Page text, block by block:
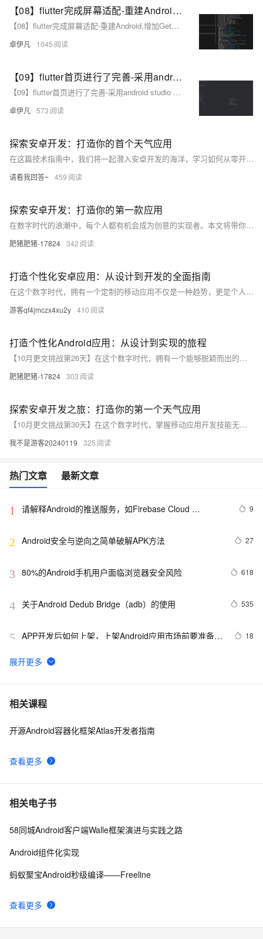
【08】flutter完成屏幕适配-重建Android,增加GetX路由,屏幕适配,基础导航栏-多版本SDK以及gradle造成的关于fvm的使用（flutter version manage）-卓伊凡换人优雅草Alex-开发完整的社交APP-前端客户端开发+数据联调|以优雅草商业项目为例做开发-flutter开发-全流程-商业应用级实战开发-优雅草Alex
【08】flutter完成屏幕适配-重建Android,增加GetX路由,屏幕适配,基础导航栏-多版本SDK以及gradle造成的关于fvm的使用（flutter version manage）-卓伊凡换人优雅草Alex-开发完整的社交APP-前端客户端开发+数据联调|以优雅草商业项目为例做开发-flutter开发-全流程-商业应用级实战开发-优雅草Alex
卓伊凡 1045
【09】flutter首页进行了完善-采用android studio 进行真机调试开发-增加了直播间列表和短视频人物列表-增加了用户中心-卓伊凡换人优雅草Alex-开发完整的社交APP-前端客户端开发+数据联调|以优雅草商业项目为例做开发-flutter开发-全流程-商业应用级实战开发-优雅草Alex
【09】flutter首页进行了完善-采用android studio 进行真机调试开发-增加了直播间列表和短视频人物列表-增加了用户中心-卓伊凡换人优雅草Alex-开发完整的社交APP-前端客户端开发+数据联调|以优雅草商业项目为例做开发-flutter开发-全流程-商业应用级实战开发-优雅草Alex
卓伊凡 573
探索安卓开发：打造你的首个天气应用
在这篇技术指南中，我们将一起潜入安卓开发的海洋，学习如何从零开始构建一个简单的天气应用。通过这个实践项目，你将掌握安卓开发的核心概念、界面设计、网络编程以及数据解析等技能。无论你是初学者还是有一定基础的开发者，这篇文章都将为你提供一个清晰的路线图和实用的代码示例，帮助你在安卓开发的道路上迈出坚实的一步。让我们一起开始这段旅程，打造属于你自己的第一个安卓应用吧！
请看我回答~ 459
探索安卓开发：打造你的第一款应用
在数字时代的浪潮中，每个人都有机会成为创意的实现者。本文将带你走进安卓开发的奇妙世界，通过浅显易懂的语言和实际代码示例，引导你从零开始构建自己的第一款安卓应用。无论你是编程新手还是希望拓展技术的开发者，这篇文章都将为你打开一扇门，让你的创意和技术一起飞扬。
肥猪肥猪-17824 342
打造个性化安卓应用：从设计到开发的全面指南
在这个数字时代，拥有一个定制的移动应用不仅是一种趋势，更是个人或企业品牌的重要延伸。本文将引导你通过一系列简单易懂的步骤，从构思你的应用理念开始，直至实现一个功能齐全的安卓应用。无论你是编程新手还是希望拓展技能的开发者，这篇文章都将为你提供必要的工具和知识，帮助你将创意转化为现实。
游客qf4jmczx4xu2y 410
打造个性化Android应用：从设计到实现的旅程
【10月更文挑战第26天】在这个数字时代，拥有一个能够脱颖而出的移动应用是成功的关键。本文将引导您了解如何从概念化阶段出发，通过设计、开发直至发布，一步步构建一个既美观又实用的Android应用。我们将探讨用户体验(UX)设计的重要性，介绍Android开发的核心组件，并通过实际案例展示如何克服开发中的挑战。无论您是初学者还是有经验的开发者，这篇文章都将为您提供宝贵的见解和实用的技巧，帮助您在竞争激烈的应用市场中脱颖而出。
肥猪肥猪-17824 303
探索安卓开发之旅：打造你的第一个天气应用
【10月更文挑战第30天】在这个数字时代，掌握移动应用开发技能无疑是进入IT行业的敲门砖。本文将引导你开启安卓开发的奇妙之旅，通过构建一个简易的天气应用来实践你的编程技能。无论你是初学者还是有一定经验的开发者，这篇文章都将成为你宝贵的学习资源。我们将一步步地深入到安卓开发的世界中，从搭建开发环境到实现核心功能，每个环节都充满了发现和创造的乐趣。让我们开始吧，一起在代码的海洋中航行！
我不是游客20240119 325
热门文章 最新文章
1
请解释Android的推送服务，如Firebase Cloud
9
2 Android安全与逆向之简单破解APK方法 27
3 80%的Android手机用户面临浏览器安全风险 618
4 关于Android Dedub Bridge（adb）的使用 535
5 APP开发后如何上架，上架Android应用市场前要准备什
18
6 Android动态来改变App桌面图标
7 关于安卓使用glide加载得出drawable,bitmap
8 【错误记录】Android Studio Logcat 报错 ( read:
9 Android监听手机网络变化
10
相关课程
查看更多
开源Android容器化框架Atlas开发者指南
相关电子书
查看更多
58同城Android客户端Walle框架演进与实践之路
Android组件化实现
蚂蚁聚宝Android秒级编译——Freeline